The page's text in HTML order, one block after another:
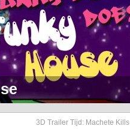
Setje
3D Trailer Tijd: Machete Kills